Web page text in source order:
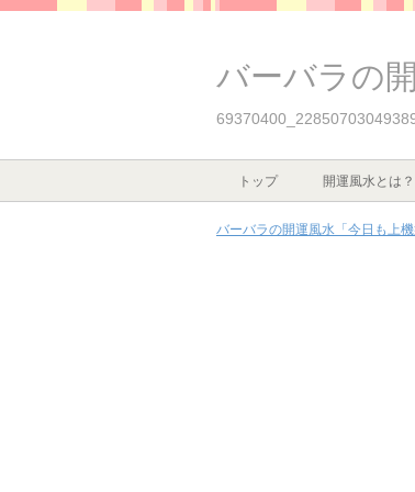
バーバラの
トップ 開運風水とは？
バーバラの開運風水「今日も上